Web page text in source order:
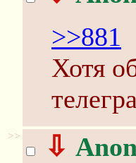
>>881
Хотя
>> ⇩